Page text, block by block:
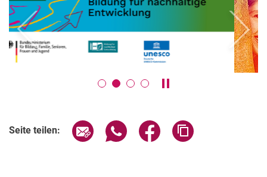
Karussell anhalten /
zurück weiter
Seite teilen: Seite über E-Mail teilen
Seite über WhatsApp teilen
Seite über Facebook